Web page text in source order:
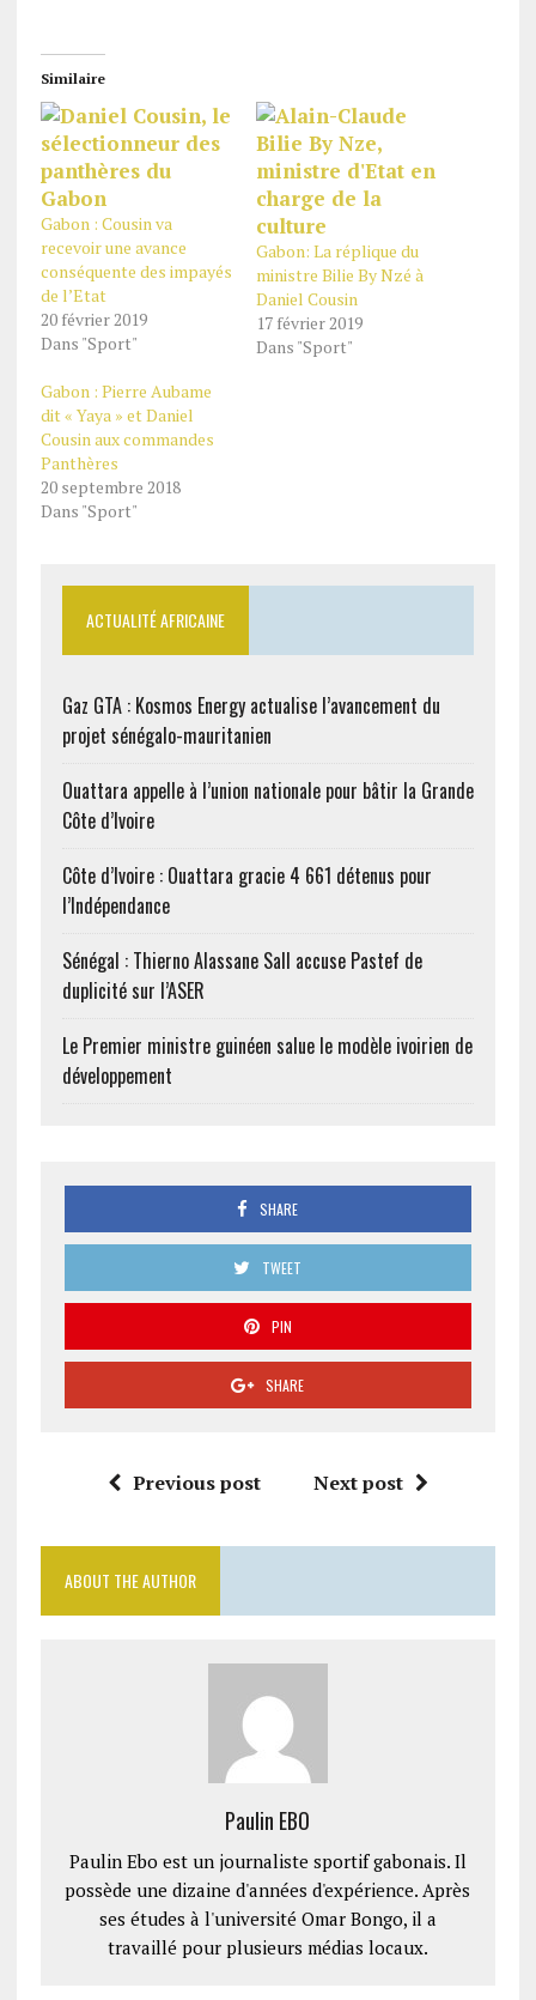
Similaire
Gabon : Cousin va
recevoir une avance
conséquente des impayés
de l’Etat
20 février 2019
Dans "Sport"
Gabon: La réplique du
ministre Bilie By Nzé à
Daniel Cousin
17 février 2019
Dans "Sport"
Gabon : Pierre Aubame
dit « Yaya » et Daniel
Cousin aux commandes
Panthères
20 septembre 2018
Dans "Sport"
ACTUALITÉ AFRICAINE
Gaz GTA : Kosmos Energy actualise l’avancement du
projet sénégalo-mauritanien
Ouattara appelle à l’union nationale pour bâtir la Grande
Côte d’Ivoire
Côte d’Ivoire : Ouattara gracie 4 661 détenus pour
l’Indépendance
Sénégal : Thierno Alassane Sall accuse Pastef de
duplicité sur l’ASER
Le Premier ministre guinéen salue le modèle ivoirien de
développement
SHARE
TWEET
PIN
SHARE
Previous post Next post
ABOUT THE AUTHOR
Paulin EBO
Paulin Ebo est un journaliste sportif gabonais. Il
possède une dizaine d'années d'expérience. Après
ses études à l'université Omar Bongo, il a
travaillé pour plusieurs médias locaux.